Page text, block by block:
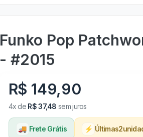
Funko Pop
- #2015
R$ 149,90
4x de R$ 37,48 sem juros
🚚 Frete Grátis ⚡ Últimas2